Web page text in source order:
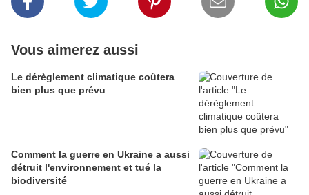
Vous aimerez aussi
Le dérèglement climatique coûtera
bien plus que prévu
Comment la guerre en Ukraine a aussi
détruit l'environnement et tué la
biodiversité